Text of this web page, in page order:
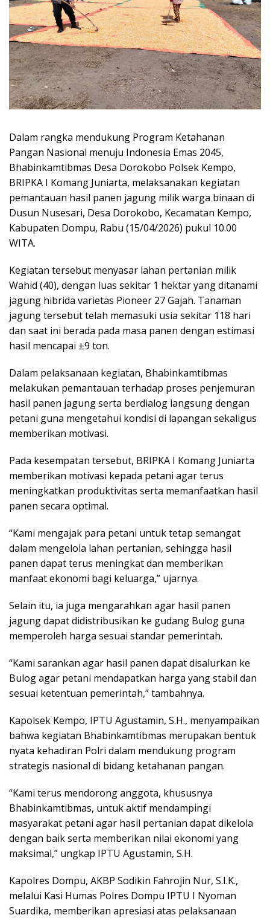
Dalam rangka mendukung Program Ketahanan
Pangan Nasional menuju Indonesia Emas 2045,
Bhabinkamtibmas Desa Dorokobo Polsek Kempo,
BRIPKA I Komang Juniarta, melaksanakan kegiatan
pemantauan hasil panen jagung milik warga binaan di
Dusun Nusesari, Desa Dorokobo, Kecamatan Kempo,
Kabupaten Dompu, Rabu (15/04/2026) pukul 10.00
WITA.
Kegiatan tersebut menyasar lahan pertanian milik
Wahid (40), dengan luas sekitar 1 hektar yang ditanami
jagung hibrida varietas Pioneer 27 Gajah. Tanaman
jagung tersebut telah memasuki usia sekitar 118 hari
dan saat ini berada pada masa panen dengan estimasi
hasil mencapai ±9 ton.
Dalam pelaksanaan kegiatan, Bhabinkamtibmas
melakukan pemantauan terhadap proses penjemuran
hasil panen jagung serta berdialog langsung dengan
petani guna mengetahui kondisi di lapangan sekaligus
memberikan motivasi.
Pada kesempatan tersebut, BRIPKA I Komang Juniarta
memberikan motivasi kepada petani agar terus
meningkatkan produktivitas serta memanfaatkan hasil
panen secara optimal.
“Kami mengajak para petani untuk tetap semangat
dalam mengelola lahan pertanian, sehingga hasil
panen dapat terus meningkat dan memberikan
manfaat ekonomi bagi keluarga,” ujarnya.
Selain itu, ia juga mengarahkan agar hasil panen
jagung dapat didistribusikan ke gudang Bulog guna
memperoleh harga sesuai standar pemerintah.
“Kami sarankan agar hasil panen dapat disalurkan ke
Bulog agar petani mendapatkan harga yang stabil dan
sesuai ketentuan pemerintah,” tambahnya.
Kapolsek Kempo, IPTU Agustamin, S.H., menyampaikan
bahwa kegiatan Bhabinkamtibmas merupakan bentuk
nyata kehadiran Polri dalam mendukung program
strategis nasional di bidang ketahanan pangan.
“Kami terus mendorong anggota, khususnya
Bhabinkamtibmas, untuk aktif mendampingi
masyarakat petani agar hasil pertanian dapat dikelola
dengan baik serta memberikan nilai ekonomi yang
maksimal,” ungkap IPTU Agustamin, S.H.
Kapolres Dompu, AKBP Sodikin Fahrojin Nur, S.I.K.,
melalui Kasi Humas Polres Dompu IPTU I Nyoman
Suardika, memberikan apresiasi atas pelaksanaan